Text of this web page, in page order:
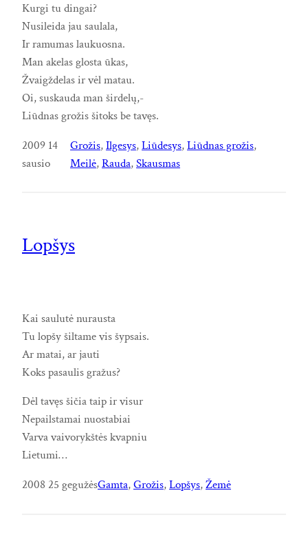
Kurgi tu dingai?
Nusileida jau saulala,
Ir ramumas laukuosna.
Man akelas glosta ūkas,
Žvaigždelas ir vėl matau.
Oi, suskauda man širdelų,-
Liūdnas grožis šitoks be tavęs.
2009 14
sausio
Grožis, Ilgesys, Liūdesys, Liūdnas grožis
Meilė, Rauda, Skausmas
Lopšys
Kai saulutė nurausta
Tu lopšy šiltame vis šypsais.
Ar matai, ar jauti
Koks pasaulis gražus?
Dėl tavęs šičia taip ir visur
Nepailstamai nuostabiai
Varva vaivorykštės kvapniu
Lietumi…
2008 25 gegužėsGamta, Grožis, Lopšys, Žemė